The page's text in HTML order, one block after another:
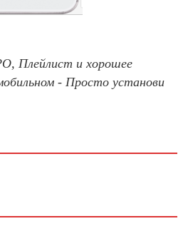
Плейлист и хорошее
- Просто установи